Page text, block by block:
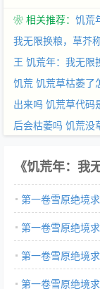
❀ 相关推荐： 饥荒
我无限换粮，草芥
王 饥荒年：我无限
饥荒 饥荒草枯萎了
出来吗 饥荒草代码
后会枯萎吗 饥荒没
《饥荒年：我
第一卷雪原绝境
第一卷雪原绝境
第一卷雪原绝境
第一卷雪原绝境